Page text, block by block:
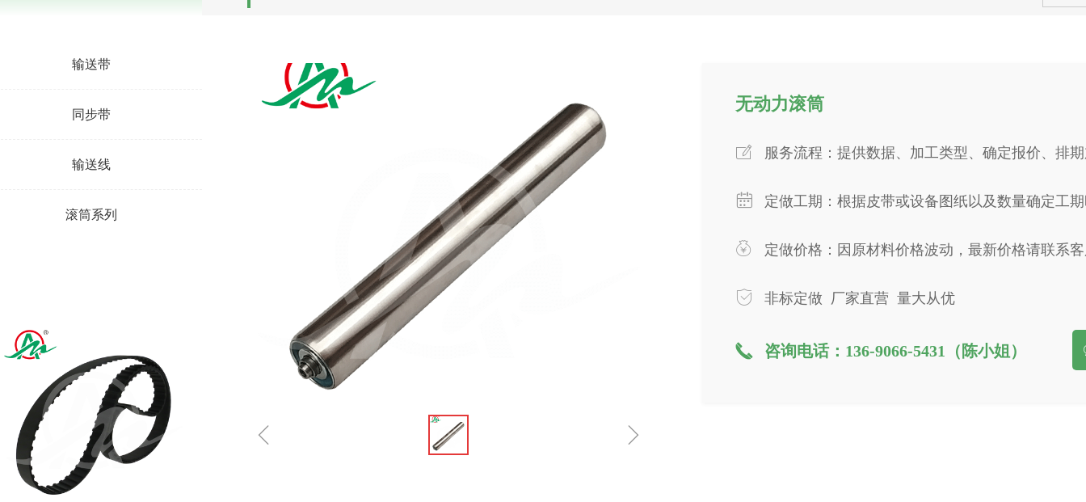
ꁆ ꁇ
无动力滚筒
服务流程：提供数据、加工类型、确定报价、排
ꂐ
ꅄ
ꀠ
ꀳ
定做工期：根据皮带或设备图纸以及数量确定工
定做价格：因原材料价格波动，最新价格请联系
非标定做 厂家直营 量大从优
끅 咨询电话：136-9066-5431（陈小姐）
输送带
同步带
输送线
滚筒系列